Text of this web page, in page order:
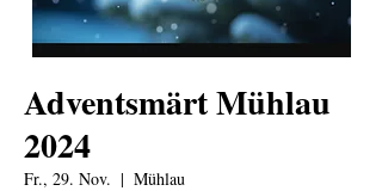
Adventsmärt Mühlau
2024
Fr., 29. Nov.
  |
Mühlau